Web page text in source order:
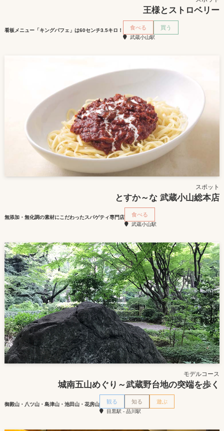
王様とストロベリー
看板メニュー「キングパフェ」は60センチ3.5キロ！ 食べる 買う
武蔵小山駅
スポット
とすか～な 武蔵小山総本店
無添加・無化調の素材にこだわったスパゲティ専門店 食べる
武蔵小山駅
モデルコース
城南五山めぐり～武蔵野台地の突端を歩く
御殿山・八ツ山・島津山・池田山・花房山 観る 知る 遊ぶ
目黒駅 - 品川駅